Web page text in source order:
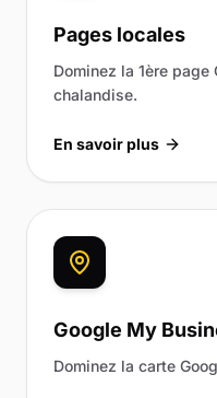
Pages locales
Dominez la 1ère page
chalandise.
En savoir plus
Google My
Dominez la carte